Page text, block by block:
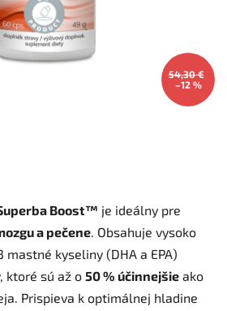
Boost™ je ideálny pre
a pečene. Obsahuje vysoko
kyseliny (DHA a EPA)
ktoré sú až o 50 % účinnejšie ako
Prispieva k optimálnej hladine
54,30 €
–12 %